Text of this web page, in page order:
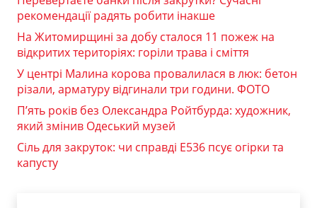
рекомендації радять робити інакше
На Житомирщині за добу сталося 11 пожеж на
відкритих територіях: горіли трава і сміття
У центрі Малина корова провалилася в люк: бетон
різали, арматуру відгинали три години. ФОТО
П’ять років без Олександра Ройтбурда: художник,
який змінив Одеський музей
Сіль для закруток: чи справді Е536 псує огірки та
капусту